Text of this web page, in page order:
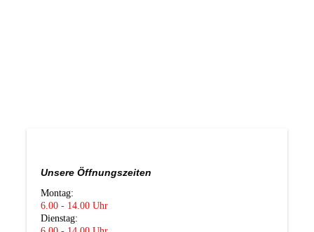
Unsere Öffnungszeiten
Montag:
6.00 - 14.00 Uhr
Dienstag: